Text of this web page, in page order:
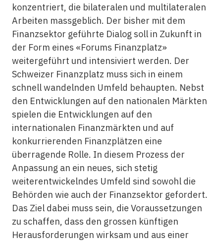
konzentriert, die bilateralen und multilateralen
Arbeiten massgeblich. Der bisher mit dem
Finanzsektor geführte Dialog soll in Zukunft in
der Form eines «Forums Finanzplatz»
weitergeführt und intensiviert werden. Der
Schweizer Finanzplatz muss sich in einem
schnell wandelnden Umfeld behaupten. Nebst
den Entwicklungen auf den nationalen Märkten
spielen die Entwicklungen auf den
internationalen Finanzmärkten und auf
konkurrierenden Finanzplätzen eine
überragende Rolle. In diesem Prozess der
Anpassung an ein neues, sich stetig
weiterentwickelndes Umfeld sind sowohl die
Behörden wie auch der Finanzsektor gefordert.
Das Ziel dabei muss sein, die Voraussetzungen
zu schaffen, dass den grossen künftigen
Herausforderungen wirksam und aus einer